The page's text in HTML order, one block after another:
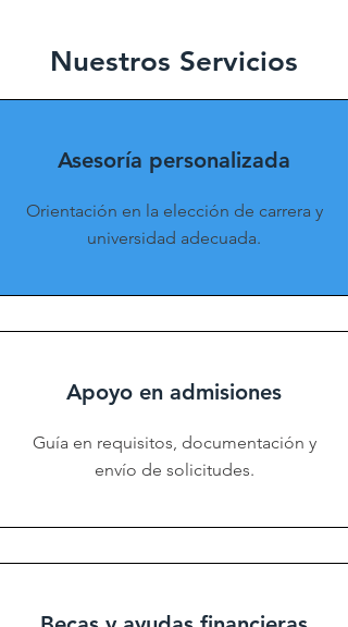
Nuestros Servicios
Asesoría personalizada
Orientación en la elección de carrera y
universidad adecuada.
Apoyo en admisiones
Guía en requisitos, documentación y
envío de solicitudes.